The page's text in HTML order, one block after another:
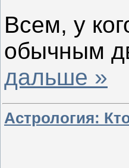
Всем, у
обычным
дальше »
Астрология: